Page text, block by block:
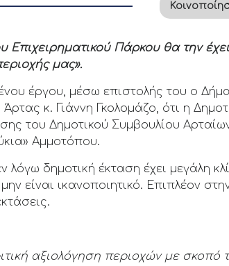
Πάρκου θα την
μας».
έργου, μέσω επιστολής του ο
κ. Γιάννη Γκολομάζο, ότι η
του Δημοτικού Συμβουλίου
Αμμοτόπου.
δημοτική έκταση έχει μεγάλη
είναι ικανοποιητικό. Επιπλέον
αξιολόγηση περιοχών με σκοπό